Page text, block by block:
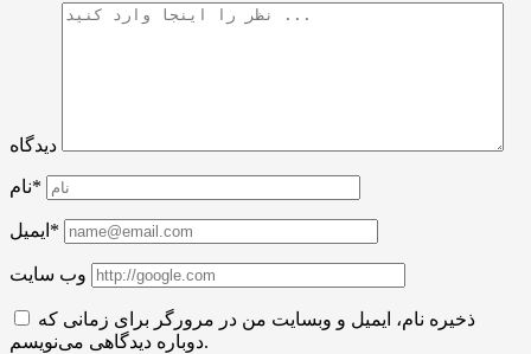
دیدگاه
نام*
ایمیل*
وب سایت
ذخیره نام، ایمیل و وبسایت من در مرورگر برای زمانی که
دوباره دیدگاهی می‌نویسم.